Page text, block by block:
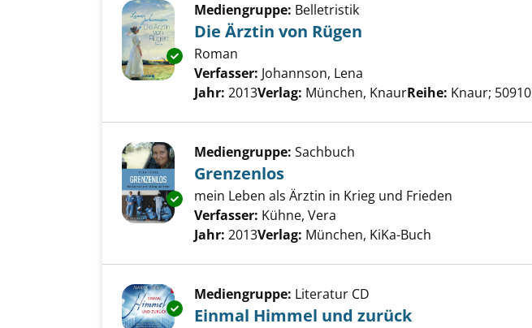
Exemplar-Details von Die Ärztin von Rügen anzeigen
Mediengruppe: Belletristik
Die Ärztin von Rügen
Roman
Verfasser: Johannson, Lena
Jahr: 2013Verlag: München, KnaurReihe: Knaur; 50910
Exemplar-Details von Grenzenlos anzeigen
Mediengruppe: Sachbuch
Grenzenlos
mein Leben als Ärztin in Krieg und Frieden
Verfasser: Kühne, Vera
Jahr: 2013Verlag: München, KiKa-Buch
Exemplar-Details von Einmal Himmel und zurück anzeigen
Mediengruppe: Literatur CD
Einmal Himmel und zurück